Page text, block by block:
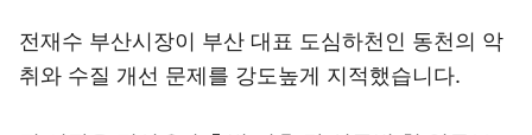
전재수 부산시장이 부산 대표 도심하천인 동천의 악
취와 수질 개선 문제를 강도높게 지적했습니다.